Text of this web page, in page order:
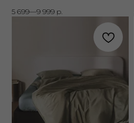
5 699—9 999 р.